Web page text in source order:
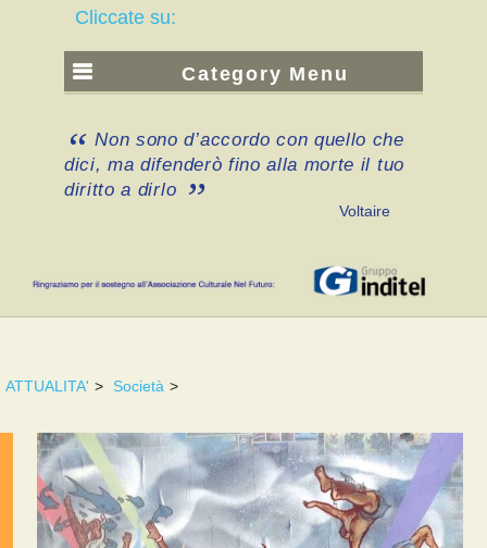
Cliccate su:
Category Menu
Non sono d’accordo con quello che
dici, ma difenderò fino alla morte il tuo
diritto a dirlo
Voltaire
ATTUALITA' > Società >